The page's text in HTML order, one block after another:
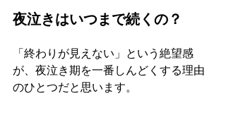
夜泣きはいつまで続くの？
「終わりが見えない」という絶望感
が、夜泣き期を一番しんどくする理由
のひとつだと思います。